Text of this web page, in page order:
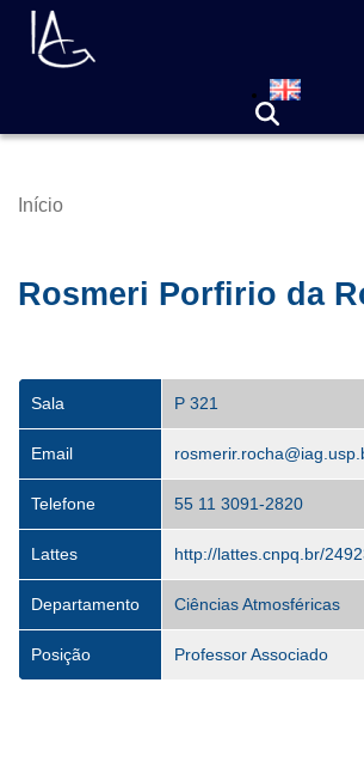
Pular
para
Trilha
Início
Rosmeri Porfirio da
Sala P 321
Email
Telefone 55 11 3091-2820
Lattes http://lattes.cnpq.br/
Departamento Ciências Atmosféricas
Posição Professor Associado